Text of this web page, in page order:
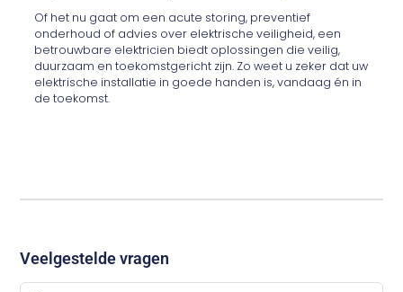
Of het nu gaat om een acute storing, preventief
onderhoud of advies over elektrische veiligheid, een
betrouwbare elektricien biedt oplossingen die veilig,
duurzaam en toekomstgericht zijn. Zo weet u zeker dat uw
elektrische installatie in goede handen is, vandaag én in
de toekomst.
Veelgestelde vragen